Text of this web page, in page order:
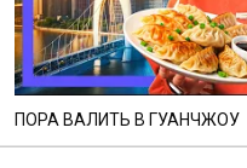
ПОРА ВАЛИТЬ В ГУАНЧЖОУ